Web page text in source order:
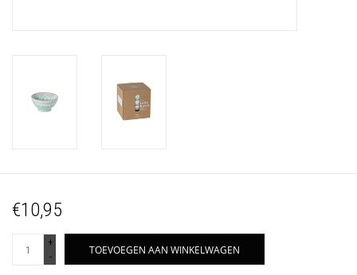
€10,95
+
-
TOEVOEGEN AAN WINKELWAGEN